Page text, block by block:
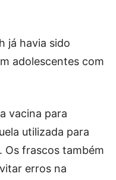
já havia sido
adolescentes com
vacina para
utilizada para
Os frascos também
erros na